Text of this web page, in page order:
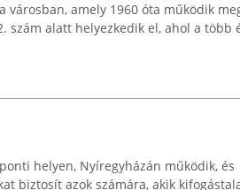
amely 1960 óta működik
szám alatt helyezkedik el, ahol a több
helyen, Nyíregyházán működik, és
biztosít azok számára, akik